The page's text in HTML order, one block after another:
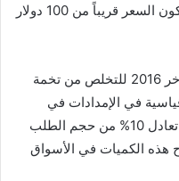
وأضاف: “في ظل هذه الظروف ربما يكون السعر قريباً من 100 دولار
كان تكتل “أوبك+”، الذي تشكّل في أواخر 2016 للتخلص من تخمة
في الإمدادات في
2020 بلغت عشرة ملايين برميل يومياً تعادل 10% من حجم الطلب
هذه الكميات في الأسواق